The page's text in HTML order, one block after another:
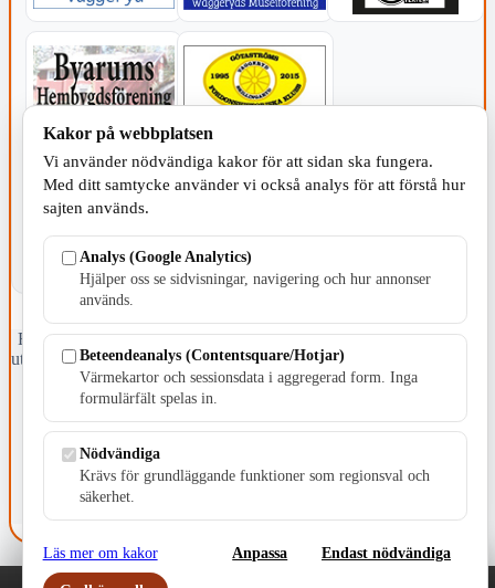
KOMMUNEN
Fristående webbtidningsföretag grundat 1991 som sedan 2002 ger
ut tidningen Skillingaryd.nu och 2010 lanserades Värnamo.nu. Från
april 2026 omfattar Skillingaryd.nu tre kommuner: Gnosjö,
Värnamo och Vaggeryds kommun.
Kontakta oss
E-post: redaktionen@skillingaryd.nu
Postadress: Gisslaköp 1, 568 92 Skillingaryd
Kakor på webbplatsen
Vi använder nödvändiga kakor för att sidan ska fungera.
Med ditt samtycke använder vi också analys för att förstå hur
sajten används.
Analys (Google Analytics)
Hjälper oss se sidvisningar, navigering och hur annonser
används.
Beteendeanalys (Contentsquare/Hotjar)
Värmekartor och sessionsdata i aggregerad form. Inga
formulärfält spelas in.
Nödvändiga
Krävs för grundläggande funktioner som regionsval och
säkerhet.
Läs mer om kakor Anpassa Endast nödvändiga